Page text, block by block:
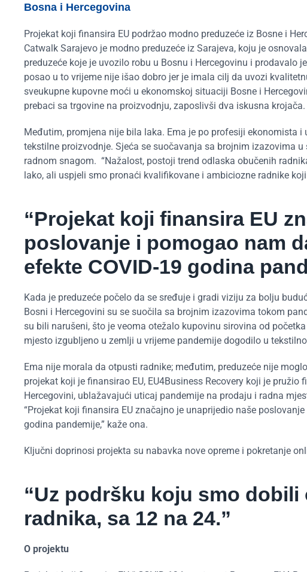
Bosna i Hercegovina
Projekat koji finansira EU podržao modno preduzeće iz Bosne i
Catwalk Sarajevo je modno preduzeće iz Sarajeva, koju je
preduzeće koje je uvozilo robu u Bosnu i Hercegovinu i
posao u to vrijeme nije išao dobro jer je imala cilj da uvozi
sveukupne kupovne moći u ekonomskoj situaciji Bosne i
prebaci sa trgovine na proizvodnju, zaposlivši dva iskusna krojača.
Međutim, promjena nije bila laka. Ema je po profesiji ekonomista
tekstilne proizvodnje. Sjeća se suočavanja sa brojnim izazovima
radnom snagom. “Nažalost, postoji trend odlaska obučenih
lako, ali uspjeli smo pronaći kvalifikovane i ambiciozne radnike
“Projekat koji finansira EU
poslovanje i pomogao nam
efekte COVID-19 godina
Kada je preduzeće počelo da se sređuje i gradi viziju za bolju
Bosni i Hercegovini su se suočila sa brojnim izazovima tokom
su bili narušeni, što je veoma otežalo kupovinu sirovina od
mjesto izgubljeno u zemlji u vrijeme pandemije dogodilo u
Ema nije morala da otpusti radnike; međutim, preduzeće nije
projekat koji je finansirao EU, EU4Business Recovery koji je
Hercegovini, ublažavajući uticaj pandemije na prodaju i radna
“Projekat koji finansira EU značajno je unaprijedio naše
godina pandemije,” kaže ona.
Ključni doprinosi projekta su nabavka nove opreme i pokretanje
“Uz podršku koju smo
radnika, sa 12 na 24.”
O projektu